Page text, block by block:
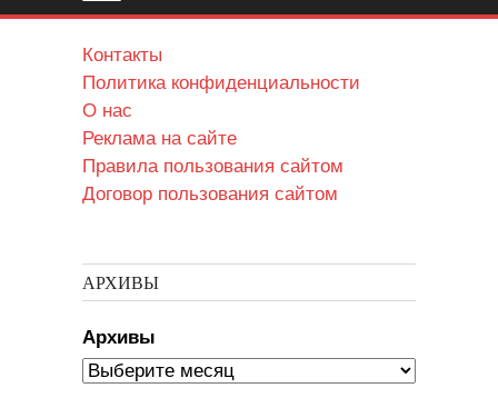
Контакты
Политика конфиденциальности
О нас
Реклама на сайте
Правила пользования сайтом
Договор пользования сайтом
АРХИВЫ
Архивы